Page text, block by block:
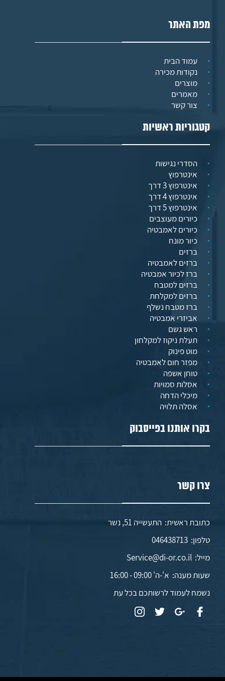
מפת האתר
עמוד הבית
נקודות מכירה
מוצרים
מאמרים
צור קשר
קטגוריות ראשיות
הסדרי נגישות
אינטרפוץ
אינטרפוץ 3 דרך
אינטרפוץ 4 דרך
אינטרפוץ 5 דרך
כיורים מעוצבים
כיורים לאמבטיה
כיור מונח
ברזים
ברזים לאמבטיה
ברז לכיור אמבטיה
ברזים למטבח
ברזים למקלחת
ברז מטבח נשלף
אביזרי אמבטיה
ראש גשם
תעלת ניקוז למקלחון
מוט פינוק
מפזר חום לאמבטיה
טוחן אשפה
אסלות סמויות
מיכלי הדחה
אסלה תלויה
בקרו אותנו בפייסבוק
צרו קשר
כתובת ראשית: התעשייה 51, נשר
טלפון:046438713
מייל:Service@di-or.co.il
שעות מענה: א'-ה' 09:00 - 16:00
נשמח לעמוד לרשותכם בכל עת